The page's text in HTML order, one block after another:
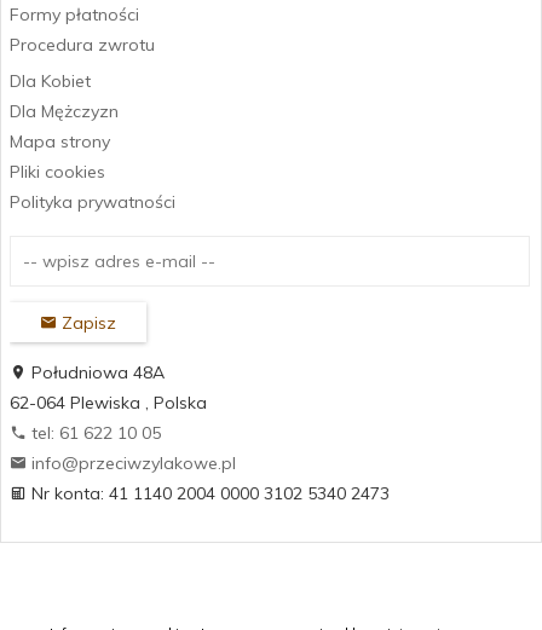
Formy płatności
Procedura zwrotu
Dla Kobiet
Dla Mężczyzn
Mapa strony
Pliki cookies
Polityka prywatności
Zapisz
Południowa 48A
62-064 Plewiska , Polska
tel: 61 622 10 05
Nr konta: 41 1140 2004 0000 3102 5340 2473
info@przeciwzylakowe.pl